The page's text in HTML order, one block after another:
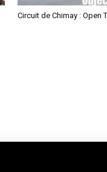
Circuit de Chimay : Open